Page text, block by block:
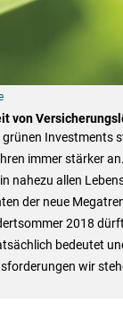
von
Investments
immer stärker
nahezu allen
der neue
2018
bedeutet
wir